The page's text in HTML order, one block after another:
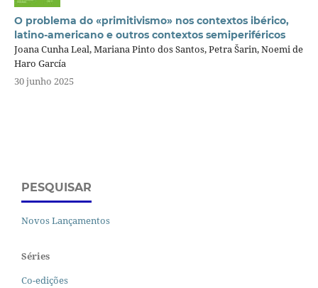
O problema do «primitivismo» nos contextos ibérico,
latino-americano e outros contextos semiperiféricos
Joana Cunha Leal, Mariana Pinto dos Santos, Petra Šarin, Noemi de
Haro García
30 junho 2025
PESQUISAR
Novos Lançamentos
Séries
Co-edições